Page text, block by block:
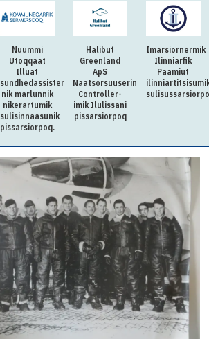
Nuummi
Utoqqaat
Illuat
sundhedassistenti-
nik marlunnik
nikerartumik
sulisinnaasunik
pissarsiorpoq.
Halibut
Greenland
ApS
Naatsorsuuserinermi
Controller-
imik Ilulissani
pissarsiorpoq
Imarsiornermik
Ilinniarfik
Paamiut